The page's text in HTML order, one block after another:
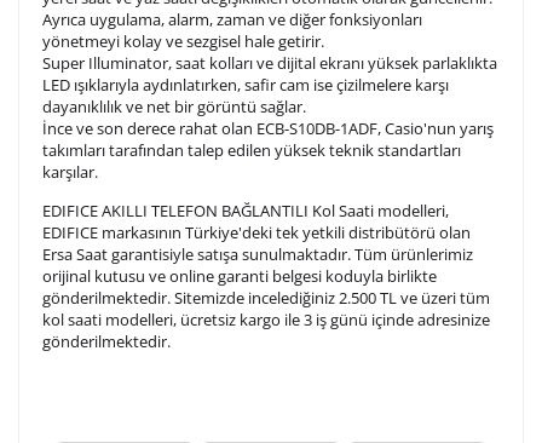
3. Satır
Lütfen font seçiniz
Ön İzleme Kişiselleştir Vazgeç
Kişiselleştirilmiş ürünlerin teslim süresi gravür işleme
sebebi ile 1-2 iş günü uzamaktadır. Gravür İşlemi
tamamlandıktan sonra siparişiniz kargoya verilecektir.
Kişiselleştirilmiş
ürünlerde
iade ve değişim
Ayrıca uygulama, alarm, zaman ve diğer fonksiyonları
yönetmeyi kolay ve sezgisel hale getirir.
Super Illuminator, saat kolları ve dijital ekranı yüksek parlaklıkta
LED ışıklarıyla aydınlatırken, safir cam ise çizilmelere karşı
dayanıklılık ve net bir görüntü sağlar.
İnce ve son derece rahat olan ECB-S10DB-1ADF, Casio'nun yarış
takımları tarafından talep edilen yüksek teknik standartları
karşılar.
EDIFICE AKILLI TELEFON BAĞLANTILI Kol Saati modelleri,
EDIFICE markasının Türkiye'deki tek yetkili distribütörü olan
Ersa Saat garantisiyle satışa sunulmaktadır. Tüm ürünlerimiz
orijinal kutusu ve online garanti belgesi koduyla birlikte
gönderilmektedir. Sitemizde incelediğiniz 2.500 TL ve üzeri tüm
kol saati modelleri, ücretsiz kargo ile 3 iş günü içinde adresinize
gönderilmektedir.